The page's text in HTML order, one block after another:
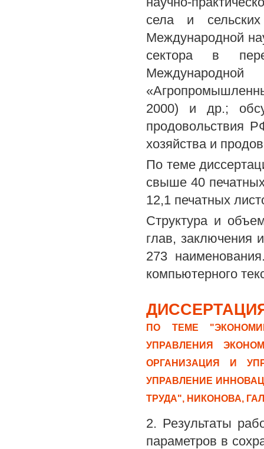
села и сельских
Международной
сектора в
2000) и др.;
продовольствия
хозяйства и
По теме
свыше 40
12,1 печатных
Структура и
глав, заключения
273
компьютерного
ПО ТЕМЕ
УПРАВЛЕНИЯ
ОРГАНИЗАЦИЯ И
УПРАВЛЕНИЕ
ТРУДА", НИКОНОВА,
2. Результаты
параметров в